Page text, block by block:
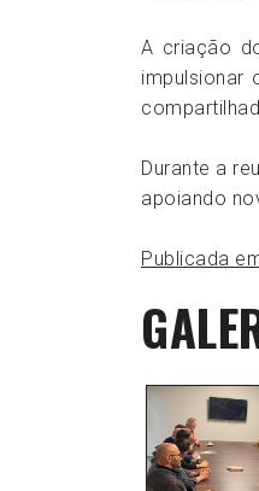
A criação
impulsionar
Durante a
apoiando
Publicada